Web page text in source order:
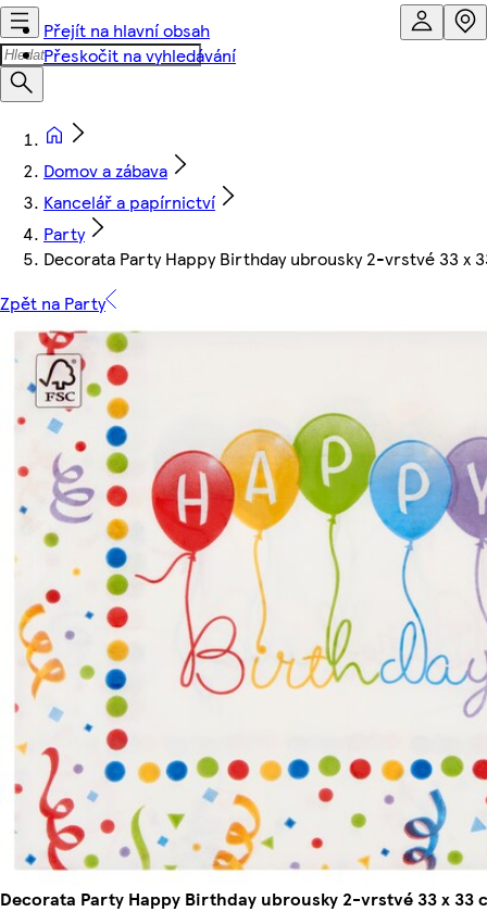
Přejít na hlavní obsah
Přeskočit na vyhledávání
Domov a zábava
Kancelář a papírnictví
Party
Decorata Party Happy Birthday ubrousky 2-vrstvé 33 x
Zpět na Party
Decorata Party Happy Birthday ubrousky 2-vrstvé 33 x 33